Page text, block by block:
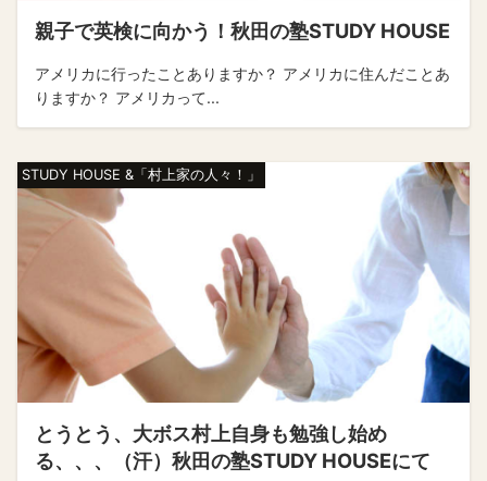
親子で英検に向かう！秋田の塾STUDY HOUSE
アメリカに行ったことありますか？ アメリカに住んだことあ
りますか？ アメリカって...
STUDY HOUSE &「村上家の人々！」
とうとう、大ボス村上自身も勉強し始め
る、、、（汗）秋田の塾STUDY HOUSEにて